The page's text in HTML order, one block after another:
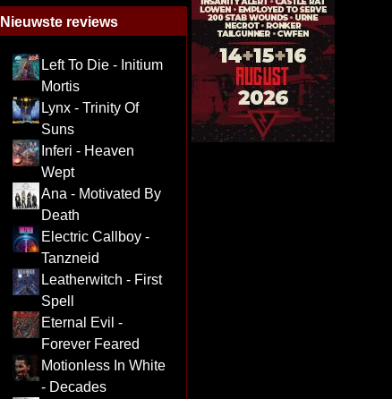
Nieuwste reviews
Left To Die - Initium
Mortis
Lynx - Trinity Of
Suns
Inferi - Heaven
Wept
Ana - Motivated By
Death
Electric Callboy -
Tanzneid
Leatherwitch - First
Spell
Eternal Evil -
Forever Feared
Motionless In White
- Decades